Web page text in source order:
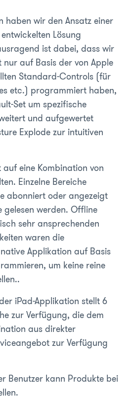
haben wir den Ansatz einer
Lösung
ist dabei, dass wir
auf Basis der von Apple
Standard-Controls (für
etc.) programmiert haben,
Set um spezifische
und aufgewertet
Explode zur intuitiven
eine Kombination von
Einzelne Bereiche
abonniert oder angezeigt
werden. Offline
sehr ansprechenden
waren die
Applikation auf Basis
um keine reine
iPad-Applikation stellt 6
zur Verfügung, die dem
aus direkter
zur Verfügung
Benutzer kann Produkte bei